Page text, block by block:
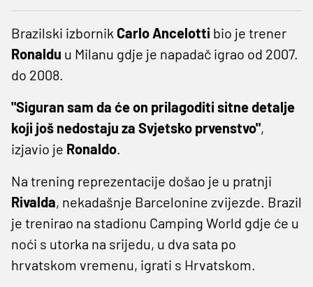
Brazilski izbornik Carlo Ancelotti bio je trener
Ronaldu u Milanu gdje je napadač igrao od 2007.
do 2008.
"Siguran sam da će on prilagoditi sitne detalje
koji još nedostaju za Svjetsko prvenstvo",
izjavio je Ronaldo.
Na trening reprezentacije došao je u pratnji
Rivalda, nekadašnje Barcelonine zvijezde. Brazil
je trenirao na stadionu Camping World gdje će u
noći s utorka na srijedu, u dva sata po
hrvatskom vremenu, igrati s Hrvatskom.